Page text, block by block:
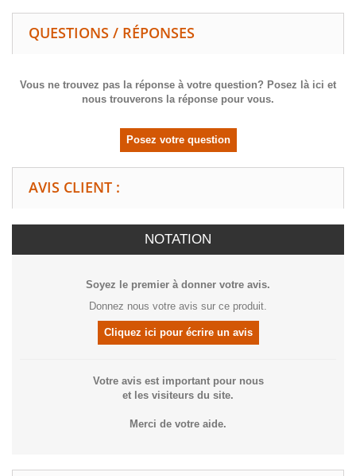
QUESTIONS / RÉPONSES
Vous ne trouvez pas la réponse à votre question? Posez là ici et
nous trouverons la réponse pour vous.
Posez votre question
AVIS CLIENT :
NOTATION
Soyez le premier à donner votre avis.
Donnez nous votre avis sur ce produit.
Cliquez ici pour écrire un avis
Votre avis est important pour nous
et les visiteurs du site.
Merci de votre aide.